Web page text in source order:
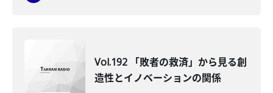
Vol.192 「敗者の救済」から見る創
造性とイノベーションの関係